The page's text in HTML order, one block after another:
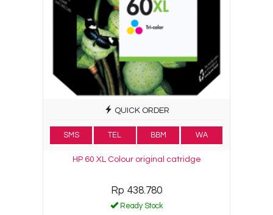
QUICK ORDER
SMS TEL BBM WA
HP 60 XL Colour original catridge
Rp 438.780
Ready Stock